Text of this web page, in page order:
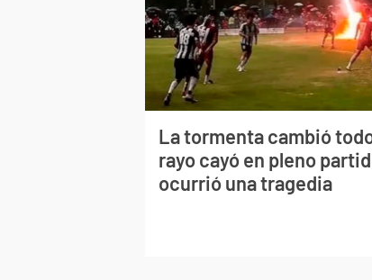
La tormenta cambió
rayo cayó en pleno
ocurrió una tragedia